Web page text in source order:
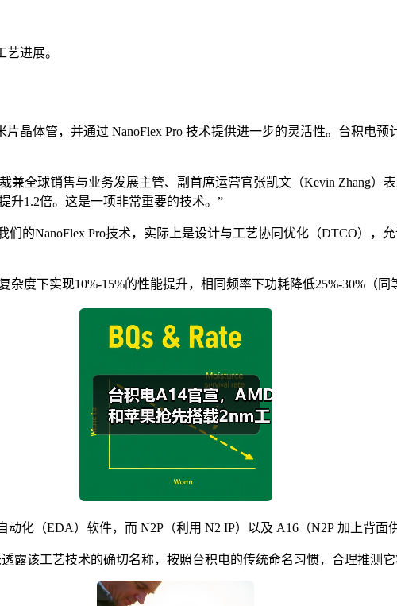
进展。
晶体管，并通过 NanoFlex Pro 技术提供进一步的灵活性。台积电预
兼全球销售与业务发展主管、副首席运营官张凯文（Kevin Zhang）
升1.2倍。这是一项非常重要的技术。”
的NanoFlex Pro技术，实际上是设计与工艺协同优化（DTCO），
度下实现10%-15%的性能提升，相同频率下功耗降低25%-30%（同
化（EDA）软件，而 N2P（利用 N2 IP）以及 A16（N2P 加上背面
露该工艺技术的确切名称，按照台积电的传统命名习惯，合理推测它